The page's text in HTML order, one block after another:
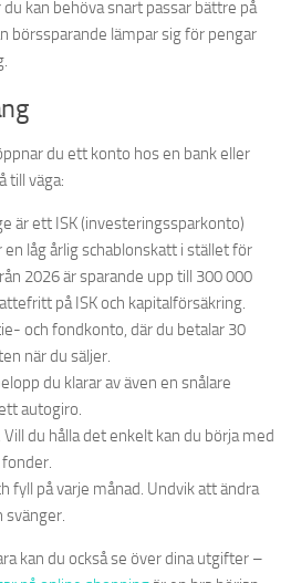
kan behöva snart passar bättre på
börssparande lämpar sig för pengar
du ett konto hos en bank eller
till väga:
är ett ISK (investeringssparkonto)
en låg årlig schablonskatt i stället för
2026 är sparande upp till 300 000
på ISK och kapitalförsäkring.
och fondkonto, där du betalar 30
när du säljer.
du klarar av även en snålare
autogiro.
Vill du hålla det enkelt kan du börja med
fyll på varje månad. Undvik att ändra
svänger.
kan du också se över dina utgifter –